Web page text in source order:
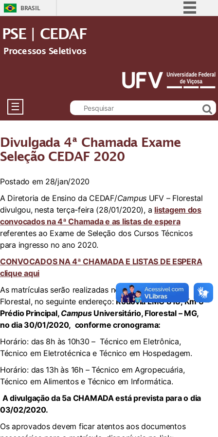
BRASIL
Acesso à informação
Legislação
Canais
PSE | CEDAF
Processos Seletivos
☰
Divulgada 4ª Chamada Exame
Seleção CEDAF 2020
Postado em 28/jan/2020
A Diretoria de Ensino da CEDAF/Campus UFV – Florestal
divulgou, nesta terça-feira (28/01/2020), a listagem dos
convocados na 4ª Chamada e as listas de espera
referentes ao Exame de Seleção dos Cursos Técnicos
para ingresso no ano 2020.
CONVOCADOS NA 4ª CHAMADA E LISTAS DE ESPERA
clique aqui
As matrículas serão realizadas no CampusUFV –
Florestal, no seguinte endereço:Rodovia LMG 818, Km 6 –
Prédio Principal, CampusUniversitário, Florestal – MG,
no dia 30/01/2020, conforme cronograma:
Horário: das 8h às 10h30 – Técnico em Eletrônica,
Técnico em Eletrotécnica e Técnico em Hospedagem.
Horário: das 13h às 16h – Técnico em Agropecuária,
Técnico em Alimentos e Técnico em Informática.
A divulgação da 5a CHAMADA está prevista para o dia
03/02/2020.
Os aprovados devem ficar atentos aos documentos